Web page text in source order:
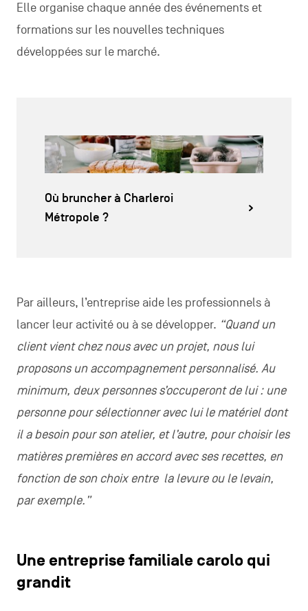
Elle organise chaque année des événements et
formations sur les nouvelles techniques
développées sur le marché.
Où bruncher à Charleroi
Métropole ?
Par ailleurs, l’entreprise aide les professionnels à
lancer leur activité ou à se développer. “Quand un
client vient chez nous avec un projet, nous lui
proposons un accompagnement personnalisé. Au
minimum, deux personnes s’occuperont de lui : une
personne pour sélectionner avec lui le matériel dont
il a besoin pour son atelier, et l’autre, pour choisir les
matières premières en accord avec ses recettes, en
fonction de son choix entre la levure ou le levain,
par exemple.”
Une entreprise familiale carolo qui
grandit